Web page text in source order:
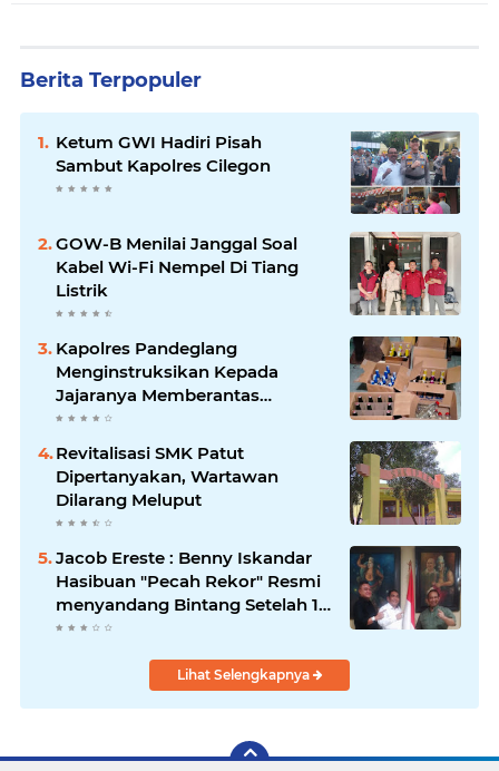
Berita Terpopuler
Ketum GWI Hadiri Pisah
Sambut Kapolres Cilegon
GOW-B Menilai Janggal Soal
Kabel Wi-Fi Nempel Di Tiang
Listrik
Kapolres Pandeglang
Menginstruksikan Kepada
Jajaranya Memberantas
Peredaran Miras
Revitalisasi SMK Patut
Dipertanyakan, Wartawan
Dilarang Meluput
Jacob Ereste : Benny Iskandar
Hasibuan "Pecah Rekor" Resmi
menyandang Bintang Setelah 14
Tahun Ngejokrok Berpangjat
Lihat Selengkapnya